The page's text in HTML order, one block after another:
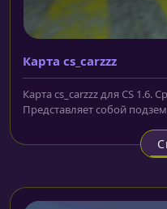
Карта cs_carzzz
Карта cs_carzzz для CS 1.6.
Представляет собой